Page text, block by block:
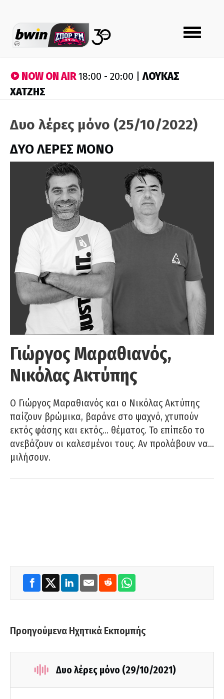
Toggle
navigation
NOW ON AIR18:00 - 20:00 |ΛΟΥΚΑΣ
ΧΑΤΖΗΣ
Δυο λέρες μόνο (25/10/2022)
ΔΥΟ ΛΕΡΕΣ ΜΟΝΟ
Γιώργος Μαραθιανός,
Νικόλας Ακτύπης
Ο Γιώργος Μαραθιανός και ο Νικόλας Ακτύπης
παίζουν βρώμικα, βαράνε στο ψαχνό, χτυπούν
εκτός φάσης και εκτός… θέματος. Το επίπεδο το
ανεβάζουν οι καλεσμένοι τους. Αν προλάβουν να…
μιλήσουν.
Προηγούμενα Ηχητικά Εκπομπής
Δυο λέρες μόνο (29/10/2021)